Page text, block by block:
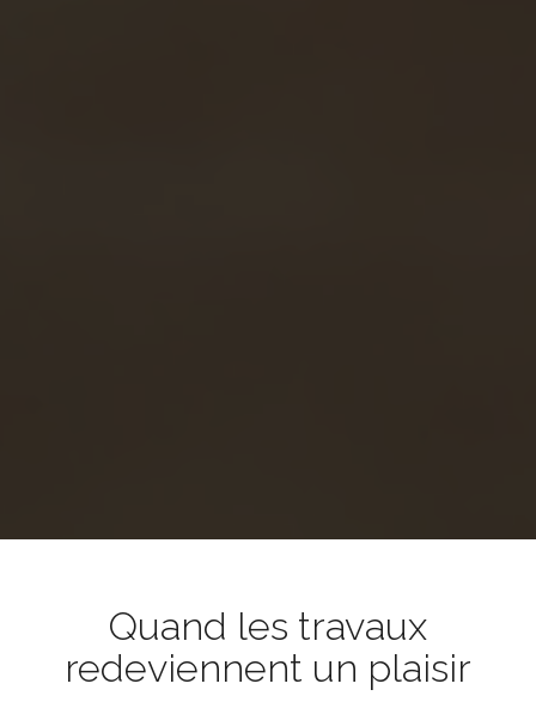
Quand les travaux
redeviennent un plaisir